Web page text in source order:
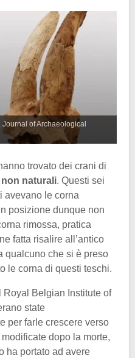
of Archaeological
trovato dei crani di
naturali. Questi sei
avevano le corna
posizione dunque non
rimossa, pratica
fatta risalire all’antico
qualcuno che si è preso
le corna di questi teschi.
Belgian Institute of
state
per farle crescere verso
dopo la morte,
ha portato ad avere